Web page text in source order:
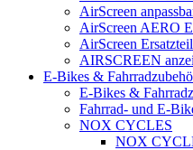
AirScreen
AirScreen AERO
AirScreen
AIRSCREEN
E-Bikes &
E-Bikes &
Fahrrad- und E-
NOX CYCLES
NOX